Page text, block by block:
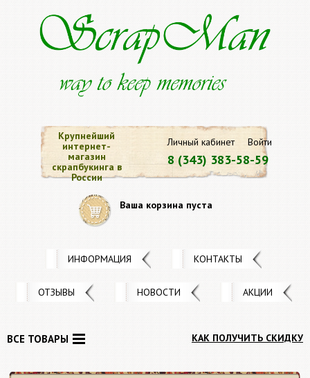
Личный кабинет Войти
8 (343) 383-58-59
Крупнейший
интернет-
магазин
скрапбукинга в
России
Ваша корзина пуста
ИНФОРМАЦИЯ КОНТАКТЫ
ОТЗЫВЫ НОВОСТИ АКЦИИ
КАК ПОЛУЧИТЬ СКИДКУ
ВСЕ ТОВАРЫ